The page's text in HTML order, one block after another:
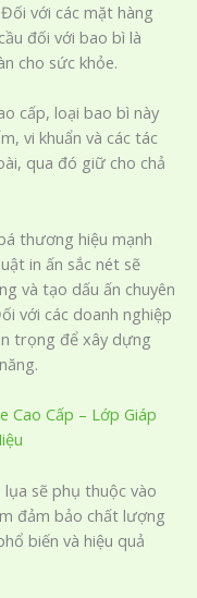
với các mặt hàng
đối với bao bì là
cho sức khỏe.
cấp, loại bao bì này
vi khuẩn và các tác
qua đó giữ cho chả
thương hiệu mạnh
in ấn sắc nét sẽ
và tạo dấu ấn chuyên
với các doanh nghiệp
trọng để xây dựng
Cao Cấp – Lớp Giáp
sẽ phụ thuộc vào
đảm bảo chất lượng
biến và hiệu quả